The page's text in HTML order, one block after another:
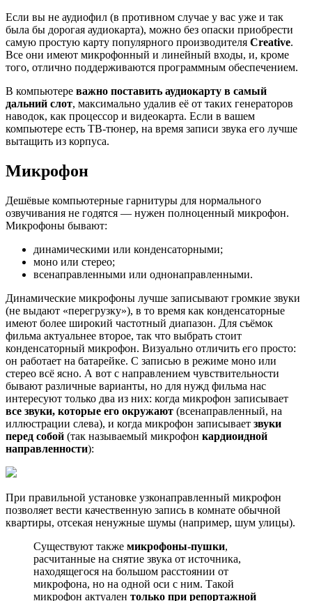
Если вы не аудиофил (в противном случае у вас уже и так
была бы дорогая аудиокарта), можно без опаски приобрести
самую простую карту популярного производителя Creative.
Все они имеют микрофонный и линейный входы, и, кроме
того, отлично поддерживаются программным обеспечением.
В компьютере важно поставить аудиокарту в самый
дальний слот, максимально удалив её от таких генераторов
наводок, как процессор и видеокарта. Если в вашем
компьютере есть ТВ-тюнер, на время записи звука его лучше
вытащить из корпуса.
Микрофон
Дешёвые компьютерные гарнитуры для нормального
озвучивания не годятся — нужен полноценный микрофон.
Микрофоны бывают:
динамическими или конденсаторными;
моно или стерео;
всенаправленными или однонаправленными.
Динамические микрофоны лучше записывают громкие звуки
(не выдают «перегрузку»), в то время как конденсаторные
имеют более широкий частотный диапазон. Для съёмок
фильма актуальнее второе, так что выбрать стоит
конденсаторный микрофон. Визуально отличить его просто:
он работает на батарейке. С записью в режиме моно или
стерео всё ясно. А вот с направлением чувствительности
бывают различные варианты, но для нужд фильма нас
интересуют только два из них: когда микрофон записывает
все звуки, которые его окружают (всенаправленный, на
иллюстрации слева), и когда микрофон записывает звуки
перед собой (так называемый микрофон кардиоидной
направленности):
При правильной установке узконаправленный микрофон
позволяет вести качественную запись в комнате обычной
квартиры, отсекая ненужные шумы (например, шум улицы).
Существуют также микрофоны-пушки,
расчитанные на снятие звука от источника,
находящегося на большом расстоянии от
микрофона, но на одной оси с ним. Такой
микрофон актуален только при репортажной